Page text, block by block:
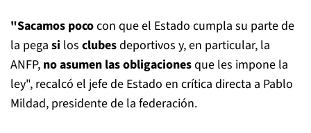
"Sacamos pococon que el Estado cumpla su parte de
la pega si los clubesdeportivos y, en particular, la
ANFP, no asumen las obligacionesque les impone la
ley", recalcó el jefe de Estado en crítica directa a Pablo
Mildad, presidente de la federación.